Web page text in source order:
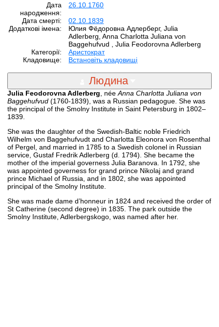
Дата
народження:
26.10.1760
Дата смерті:
02.10.1839
Додаткові імена:
Юлия Фёдоровна Адлерберг, Julia
Adlerberg, Anna Charlotta Juliana von
Baggehufvud , Julia Feodorovna Adlerberg
Категорії:
Аристократ
Кладовище:
Встановіть кладовищі
Людина
Julia Feodorovna Adlerberg , née Anna Charlotta Juliana von
Baggehufvud (1760-1839), was a Russian pedagogue. She was
the principal of the Smolny Institute in Saint Petersburg in 1802–
1839.
She was the daughter of the Swedish-Baltic noble Friedrich
Wilhelm von Baggehufvudt and Charlotta Eleonora von Rosenthal
of Pergel, and married in 1785 to a Swedish colonel in Russian
service, Gustaf Fredrik Adlerberg (d. 1794). She became the
mother of the imperial governess Julia Baranova. In 1792, she
was appointed governess for grand prince Nikolaj and grand
prince Michael of Russia, and in 1802, she was appointed
principal of the Smolny Institute.
She was made dame d’honneur in 1824 and received the order of
St Catherine (second degree) in 1835. The park outside the
Smolny Institute, Adlerbergskogo, was named after her.